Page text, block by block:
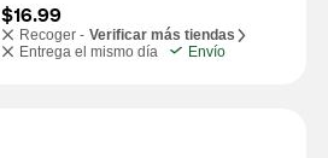
$16.99
Recoger - Verificar más tiendas
Entrega el mismo día
Envío